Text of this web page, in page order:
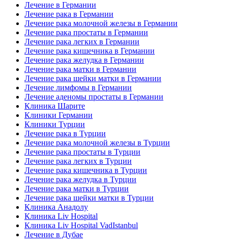
Лечение в Германии
Лечение рака в Германии
Лечение рака молочной железы в Германии
Лечение рака простаты в Германии
Лечение рака легких в Германии
Лечение рака кишечника в Германии
Лечение рака желудка в Германии
Лечение рака матки в Германии
Лечение рака шейки матки в Германии
Лечение лимфомы в Германии
Лечение аденомы простаты в Германии
Клиника Шарите
Клиники Германии
Клиники Турции
Лечение рака в Турции
Лечение рака молочной железы в Турции
Лечение рака простаты в Турции
Лечение рака легких в Турции
Лечение рака кишечника в Турции
Лечение рака желудка в Турции
Лечение рака матки в Турции
Лечение рака шейки матки в Турции
Клиника Анадолу
Клиника Liv Hospital
Клиника Liv Hospital VadIstanbul
Лечение в Дубае